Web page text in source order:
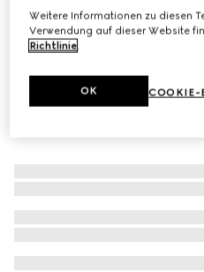
Weitere Informationen zu diesen
Verwendung auf dieser Website
Richtlinie.
COOKIE-
OK